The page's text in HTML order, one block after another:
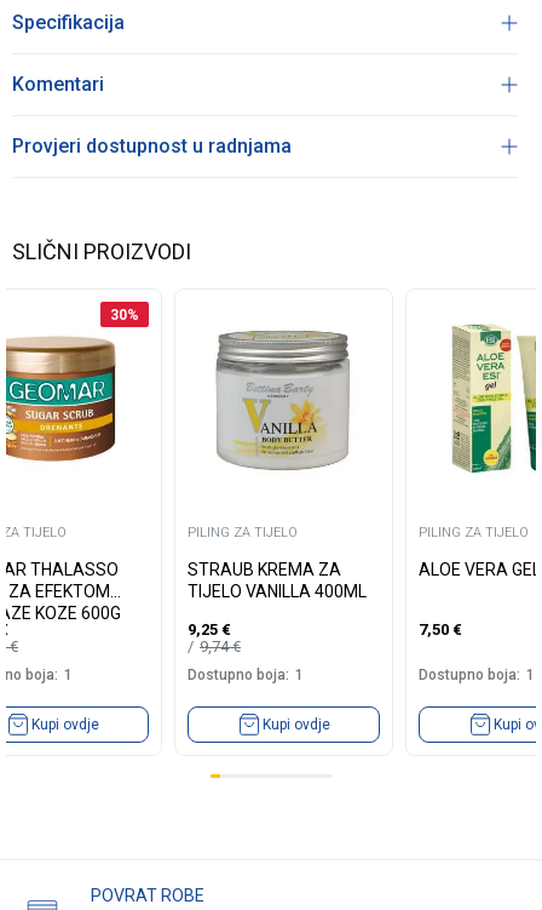
Specifikacija
Komentari
Provjeri dostupnost u radnjama
SLIČNI PROIZVODI
30%
TIJELO
THALASSO
ZA EFEKTOM
KOZE 600G
€
€
boja: 1
Kupi ovdje
PILING ZA TIJELO
STRAUB KREMA ZA
TIJELO VANILLA 400ML
9,25 €
9,74€
Dostupno boja: 1
Kupi ovdje
PILING ZA TIJELO
ALOE VERA
7,50 €
Dostupno boja: 1
Kupi
POVRAT ROBE